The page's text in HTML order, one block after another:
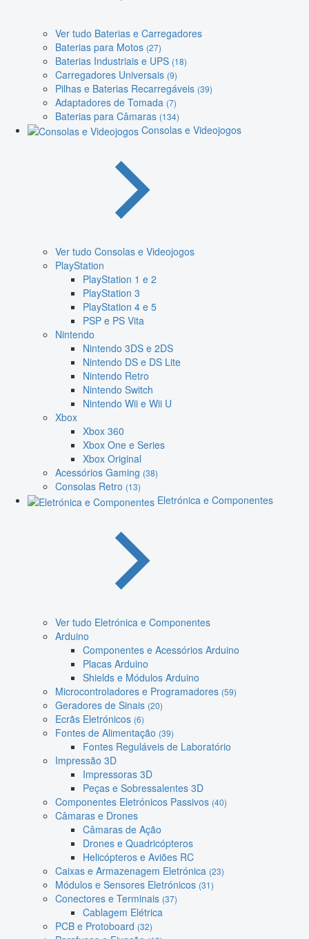
Ver tudo Baterias e Carregadores
Baterias para Motos (27)
Baterias Industriais e UPS (18)
Carregadores Universais (9)
Pilhas e Baterias Recarregáveis (39)
Adaptadores de Tomada (7)
Baterias para Câmaras (134)
Consolas e Videojogos
Ver tudo Consolas e Videojogos
PlayStation
PlayStation 1 e 2
PlayStation 3
PlayStation 4 e 5
PSP e PS Vita
Nintendo
Nintendo 3DS e 2DS
Nintendo DS e DS Lite
Nintendo Retro
Nintendo Switch
Nintendo Wii e Wii U
Xbox
Xbox 360
Xbox One e Series
Xbox Original
Acessórios Gaming (38)
Consolas Retro (13)
Eletrónica e Componentes
Ver tudo Eletrónica e Componentes
Arduino
Componentes e Acessórios Arduino
Placas Arduino
Shields e Módulos Arduino
Microcontroladores e Programadores (59)
Geradores de Sinais (20)
Ecrãs Eletrónicos (6)
Fontes de Alimentação (39)
Fontes Reguláveis de Laboratório
Impressão 3D
Impressoras 3D
Peças e Sobressalentes 3D
Componentes Eletrónicos Passivos (40)
Câmaras e Drones
Câmaras de Ação
Drones e Quadricópteros
Helicópteros e Aviões RC
Caixas e Armazenagem Eletrónica (23)
Módulos e Sensores Eletrónicos (31)
Conectores e Terminais (37)
Cablagem Elétrica
PCB e Protoboard (32)